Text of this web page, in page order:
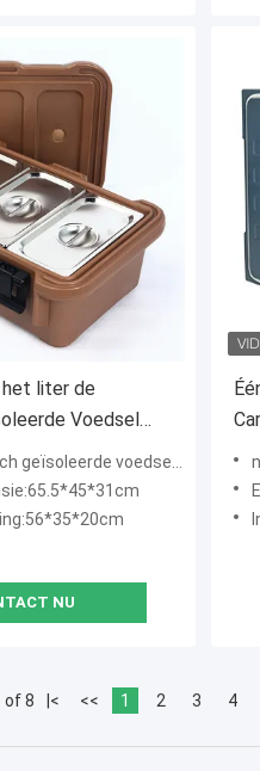
het liter de
Voedsel
voedseldrager
NU
of 8 |< << 1 2 3 4